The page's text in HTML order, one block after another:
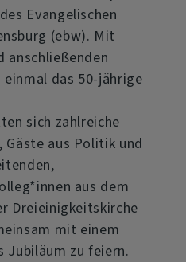
Evangelischen
(ebw). Mit
anschließenden
das 50-jährige
sich zahlreiche
aus Politik und
aus dem
Dreieinigkeitskirche
mit einem
zu feiern.